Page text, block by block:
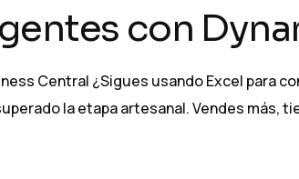
con
Central ¿Sigues usando Excel para
la etapa artesanal. Vendes más,